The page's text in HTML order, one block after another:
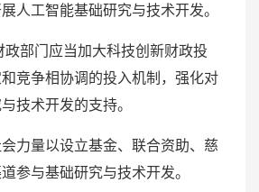
人工智能基础研究与技术开发。
部门应当加大科技创新财政投
竞争相协调的投入机制，强化对
技术开发的支持。
量以设立基金、联合资助、慈
参与基础研究与技术开发。